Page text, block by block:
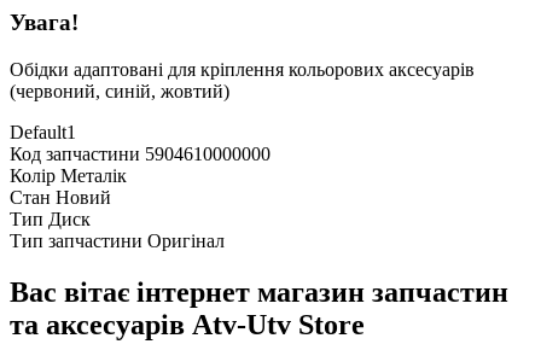
Увага!
Обідки адаптовані для кріплення кольорових аксесуарів
(червоний, синій, жовтий)
Default1
Код запчастини 5904610000000
Колір Металік
Стан Новий
Тип Диск
Тип запчастини Оригінал
Вас вітає інтернет магазин запчастин
та аксесуарів Atv-Utv Store